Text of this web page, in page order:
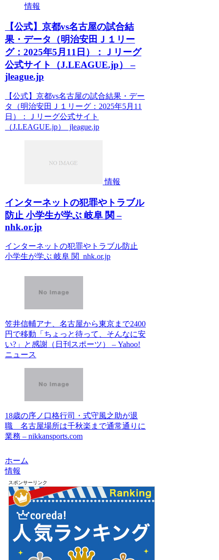
情報
【公式】京都vs名古屋の試合結
果・データ（明治安田Ｊ１リー
グ：2025年5月11日）：Ｊリーグ
公式サイト（J.LEAGUE.jp） –
jleague.jp
【公式】京都vs名古屋の試合結果・デー
タ（明治安田Ｊ１リーグ：2025年5月11
日）：Ｊリーグ公式サイト
（J.LEAGUE.jp） jleague.jp
情報
インターネットの犯罪やトラブル
防止 小学生が学ぶ 岐阜 関 –
nhk.or.jp
インターネットの犯罪やトラブル防止
小学生が学ぶ 岐阜 関 nhk.or.jp
笠井信輔アナ、名古屋から東京まで2400
円で移動「ちょっと待って、そんなに安
い?」と感謝（日刊スポーツ） – Yahoo!
ニュース
18歳の序ノ口格行司・式守風之助が退
職 名古屋場所は千秋楽まで通常通りに
業務 – nikkansports.com
ホーム
情報
スポンサーリンク